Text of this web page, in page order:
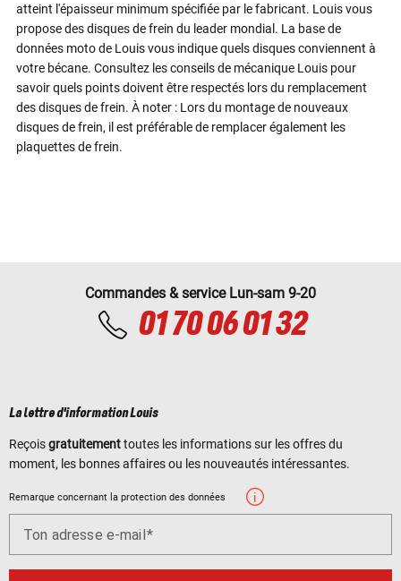
atteint l'épaisseur minimum spécifiée par le fabricant. Louis vous
propose des disques de frein du leader mondial. La base de
données moto de Louis vous indique quels disques conviennent à
votre bécane. Consultez les conseils de mécanique Louis pour
savoir quels points doivent être respectés lors du remplacement
des disques de frein. À noter : Lors du montage de nouveaux
disques de frein, il est préférable de remplacer également les
plaquettes de frein.
Commandes & service Lun-sam 9-20
01 70 06 01 32
La lettre d'information Louis
Reçoisgratuitementtoutes les informations sur les offres du
moment, les bonnes affaires ou les nouveautés intéressantes.
Remarque concernant la protection des données
Ton adresse e-mail